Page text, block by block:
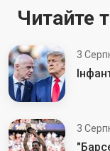
Читайте
3
3